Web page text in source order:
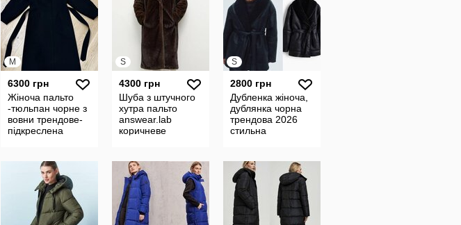
M
6300 грн
Жіноча пальто
-тюльпан чорне з
вовни трендове-
підкреслена
S
4300 грн
Шуба з штучного
хутра пальто
answear.lab
коричневе
S
2800 грн
Дубленка жіноча,
дублянка чорна
трендова 2026
стильна